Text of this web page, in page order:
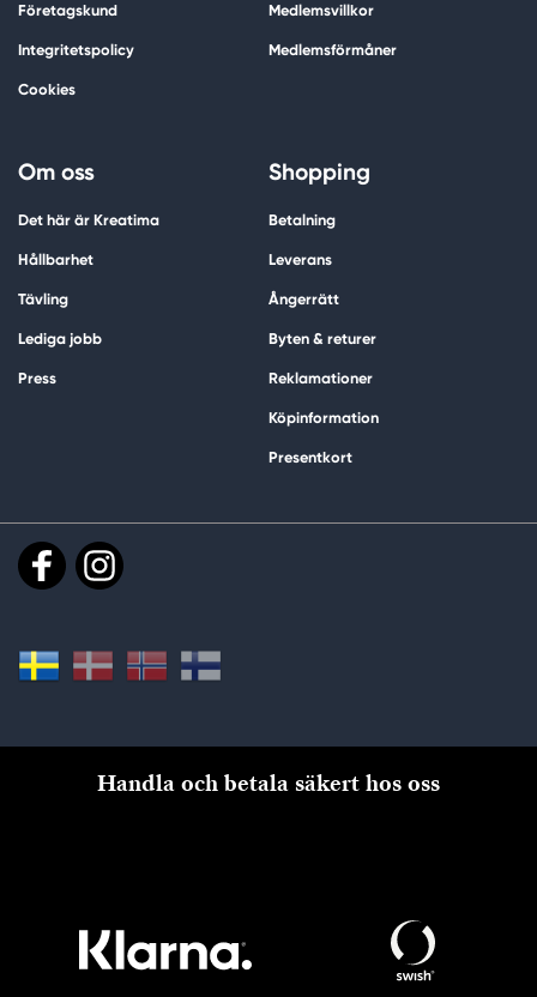
Företagskund
Integritetspolicy
Cookies
Medlemsvillkor
Medlemsförmåner
Om oss
Det här är Kreatima
Hållbarhet
Tävling
Lediga jobb
Press
Shopping
Betalning
Leverans
Ångerrätt
Byten & returer
Reklamationer
Köpinformation
Presentkort
Handla och betala säkert hos oss